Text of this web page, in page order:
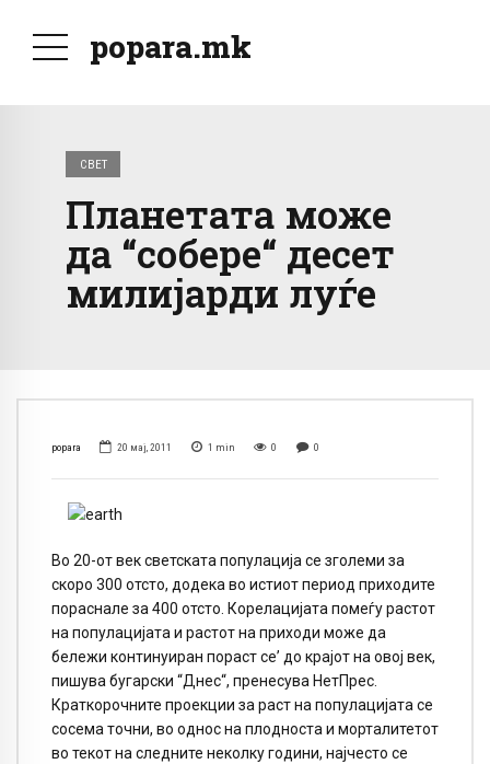
popara.mk
СВЕТ
Планетата може
да “собере“ десет
милијарди луѓе
popara 20 мај, 2011 1 min 0 0
Во 20-от век светската популација се зголеми за
скоро 300 отсто, додека во истиот период приходите
пораснале за 400 отсто. Корелацијата помеѓу растот
на популацијата и растот на приходи може да
бележи континуиран пораст се’ до крајот на овој век,
пишува бугарски “Днес“, пренесува НетПрес.
Краткорочните проекции за раст на популацијата се
сосема точни, во однос на плодноста и морталитетот
во текот на следните неколку години, најчесто се